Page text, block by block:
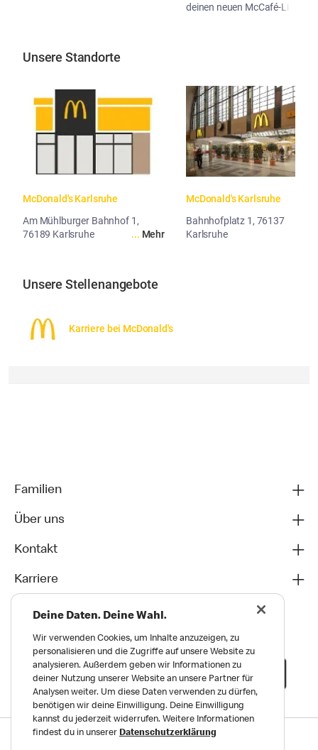
deinen neuen McCafé-Liebling!
Unsere Standorte
McDonald's Karlsruhe
Am Mühlburger Bahnhof 1,
76189 Karlsruhe
... Mehr
McDonald's Karlsruhe
Bahnhofplatz 1, 76137
Karlsruhe
Unsere Stellenangebote
Karriere bei McDonald's
Familien
Über uns
Kontakt
Karriere
Datenschutz
Deine Daten. Deine Wahl.
Wir verwenden Cookies, um Inhalte anzuzeigen, zu
personalisieren und die Zugriffe auf unsere Website zu
analysieren. Außerdem geben wir Informationen zu
deiner Nutzung unserer Website an unsere Partner für
Analysen weiter. Um diese Daten verwenden zu dürfen,
benötigen wir deine Einwilligung. Deine Einwilligung
kannst du jederzeit widerrufen. Weitere Informationen
findest du in unserer Datenschutzerklärung